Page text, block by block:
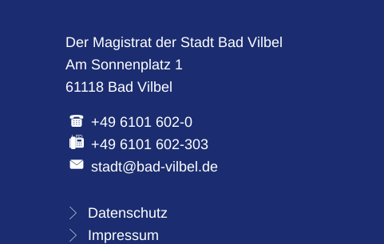
Der Magistrat der Stadt Bad Vilbel
Am Sonnenplatz 1
61118 Bad Vilbel
+49 6101 602-0
+49 6101 602-303
stadt@bad-vilbel.de
Datenschutz
Impressum